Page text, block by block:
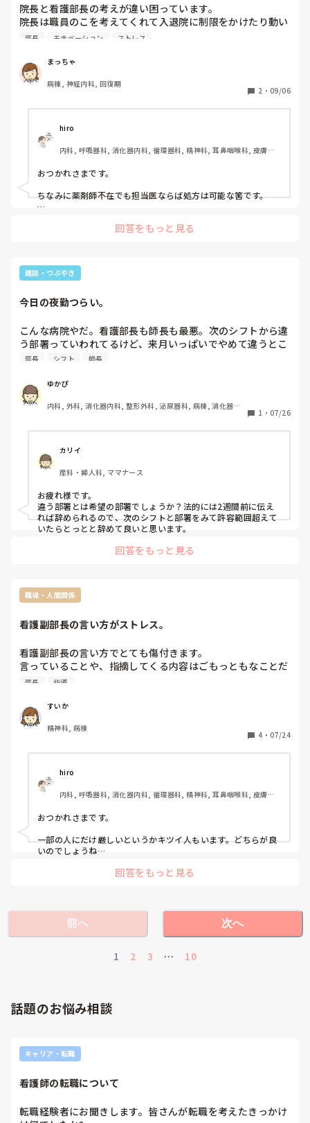
院長と看護部長の考えが違い困っています。
院長は職員のこを考えてくれて入退院に制限をかけたり動い
てくれるのですが看護部長は経営を優先して薬剤師が居ない
タンスです。
院長は薬剤師不在日は入院受けしない考えを持っています。
部長の考えを聞いて不安しか無いですが…皆さんはどう思い
部長 モチベーション ストレス
まっちゃ
病棟, 神経内科, 回復期
2 ・ 09/06
hiro
内科, 呼吸器科, 消化器内科, 循環器科, 精神科, 耳鼻咽喉科, 皮膚科,
おつかれさまです。
ちなみに薬剤師不在でも担当医ならば処方は可能な筈です。
回答をもっと見る
雑談・つぶやき
今日の夜勤つらい。
こんな病院やだ。看護部長も師長も最悪。次のシフトから違
う部署っていわれてるけど、来月いっぱいでやめて違うとこ
ろへ行ってもいいですか？4月に転職したばかりですが。
部長 シフト 師長
ゆかぴ
内科, 外科, 消化器内科, 整形外科, 泌尿器科, 病棟, 消化器外
1 ・ 07/26
カリイ
産科・婦人科, ママナース
お疲れ様です。
違う部署とは希望の部署でしょうか？法的には2週間前に伝え
れば辞められるので、次のシフトと部署をみて許容範囲超えて
いたらとっとと辞めて良いと思います。
回答をもっと見る
職場・人間関係
看護副部長の言い方がストレス。
看護副部長の言い方でとても傷付きます。
言っていることや、指摘してくる内容はごもっともなことだ
とは思うのですが、言い方がきついなと思ってしまいます。
ですが直りません。
そんな人が看護副部長なので、その下の私たちは耐えるしか
ないのかなと思うとしんどいです。
部長 指導
すいか
精神科, 病棟
4 ・ 07/24
hiro
内科, 呼吸器科, 消化器内科, 循環器科, 精神科, 耳鼻咽喉科, 皮膚科,
おつかれさまです。
一部の人にだけ厳しいというかキツイ人もいます。どちらが良
いのでしょうね…
回答をもっと見る
前へ
1 2 3 … 10
次へ
話題のお悩み相談
キャリア・転職
看護師の転職について
転職経験者にお聞きします。皆さんが転職を考えたきっかけ